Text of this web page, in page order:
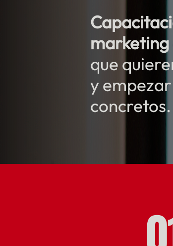
marketing
que
y
concretos.